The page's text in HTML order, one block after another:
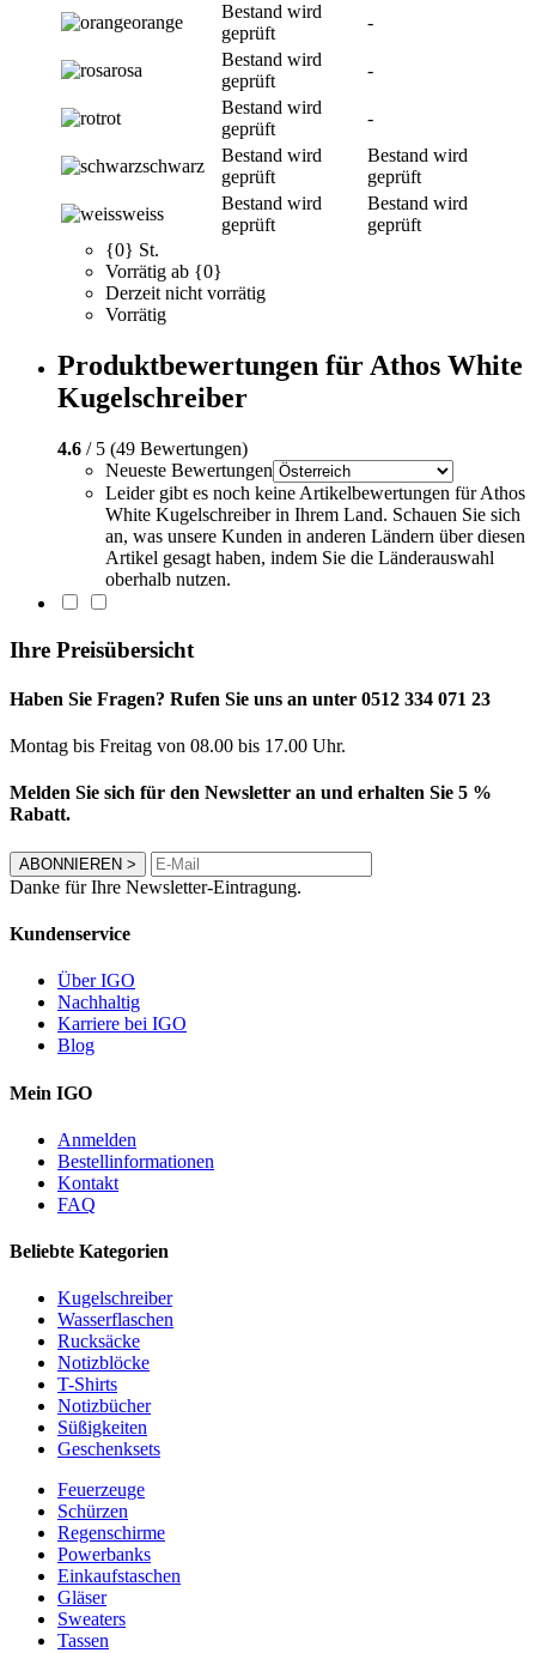
orange
Bestand wird
geprüft
-
rosa
Bestand wird
geprüft
-
rot
Bestand wird
geprüft
-
schwarz
Bestand wird
geprüft
Bestand wird
geprüft
weiss
Bestand wird
geprüft
Bestand wird
geprüft
{0} St.
Vorrätig ab {0}
Derzeit nicht vorrätig
Vorrätig
Produktbewertungen für Athos White
Kugelschreiber
4.6 / 5 (49 Bewertungen)
Neueste Bewertungen
Leider gibt es noch keine Artikelbewertungen für Athos
White Kugelschreiber in Ihrem Land. Schauen Sie sich
an, was unsere Kunden in anderen Ländern über diesen
Artikel gesagt haben, indem Sie die Länderauswahl
oberhalb nutzen.
Ihre Preisübersicht
Haben Sie Fragen? Rufen Sie uns an unter 0512 334 071 23
Montag bis Freitag von 08.00 bis 17.00 Uhr.
Melden Sie sich für den Newsletter an und erhalten Sie 5 %
Rabatt.
ABONNIEREN >
Danke für Ihre Newsletter-Eintragung.
Kundenservice
Über IGO
Nachhaltig
Karriere bei IGO
Blog
Mein IGO
Anmelden
Bestellinformationen
Kontakt
FAQ
Beliebte Kategorien
Kugelschreiber
Wasserflaschen
Rucksäcke
Notizblöcke
T-Shirts
Notizbücher
Süßigkeiten
Geschenksets
Feuerzeuge
Schürzen
Regenschirme
Powerbanks
Einkaufstaschen
Gläser
Sweaters
Tassen